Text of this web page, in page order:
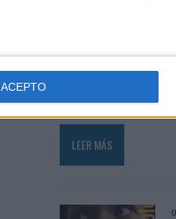
ACEPTO
‘El paraíso, más
Reino Unido,
que busca reforzar
hotelera y
destino...
LEER MÁS